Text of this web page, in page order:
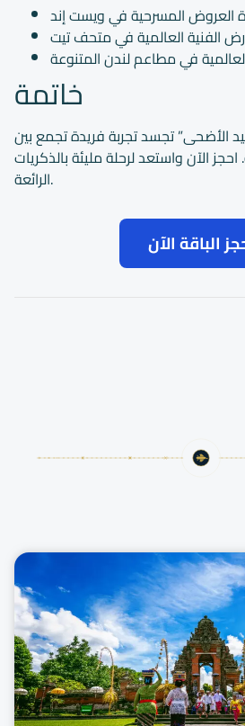
خاتمة
الأضحى” تجسد تجربة فريدة تجمع بين
احجز الآن واستعد لرحلة مليئة بالذكريات
الرائعة.
الباقة الآن